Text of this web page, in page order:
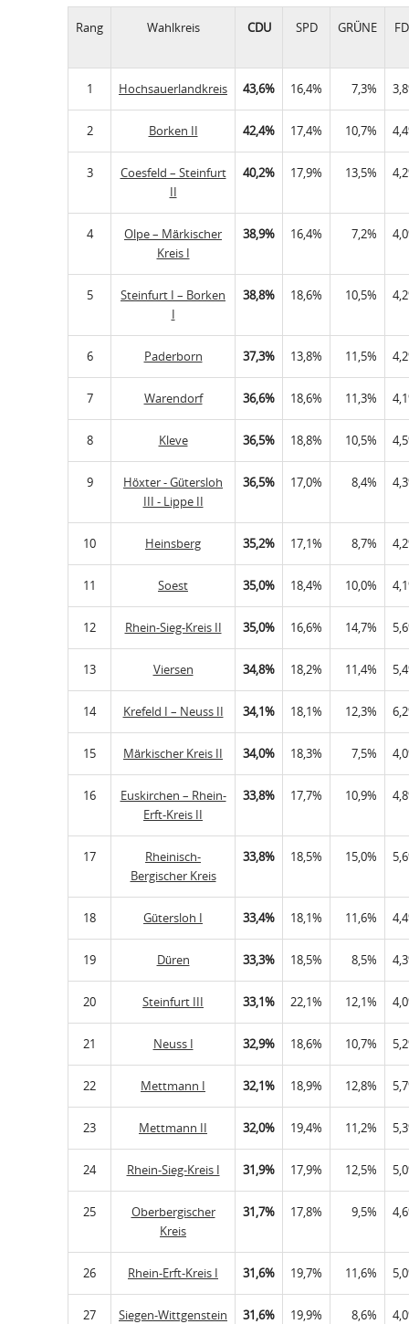
Rang Wahlkreis CDU SPD GRÜNE
1 Hochsauerlandkreis 43,6% 16,4% 7,3%
2 Borken II 42,4% 17,4% 10,7%
3
Coesfeld – Steinfurt
II
40,2% 17,9% 13,5%
4
Olpe – Märkischer
Kreis I
38,9% 16,4% 7,2%
5
Steinfurt I – Borken
I
38,8% 18,6% 10,5%
6 Paderborn 37,3% 13,8% 11,5%
7 Warendorf 36,6% 18,6% 11,3%
8 Kleve 36,5% 18,8% 10,5%
9
Höxter - Gütersloh
III - Lippe II
36,5% 17,0% 8,4%
10 Heinsberg 35,2% 17,1% 8,7%
11 Soest 35,0% 18,4% 10,0%
12 Rhein-Sieg-Kreis II 35,0% 16,6% 14,7%
13 Viersen 34,8% 18,2% 11,4%
14 Krefeld I – Neuss II 34,1% 18,1% 12,3%
15 Märkischer Kreis II 34,0% 18,3% 7,5%
16
Euskirchen – Rhein-
Erft-Kreis II
33,8% 17,7% 10,9%
17
Rheinisch-
Bergischer Kreis
33,8% 18,5% 15,0%
18 Gütersloh I 33,4% 18,1% 11,6%
19 Düren 33,3% 18,5% 8,5%
20 Steinfurt III 33,1% 22,1% 12,1%
21 Neuss I 32,9% 18,6% 10,7%
22 Mettmann I 32,1% 18,9% 12,8%
23 Mettmann II 32,0% 19,4% 11,2%
24 Rhein-Sieg-Kreis I 31,9% 17,9% 12,5%
25
Oberbergischer
Kreis
31,7% 17,8% 9,5%
26 Rhein-Erft-Kreis I 31,6% 19,7% 11,6%
27 Siegen-Wittgenstein 31,6% 19,9% 8,6%